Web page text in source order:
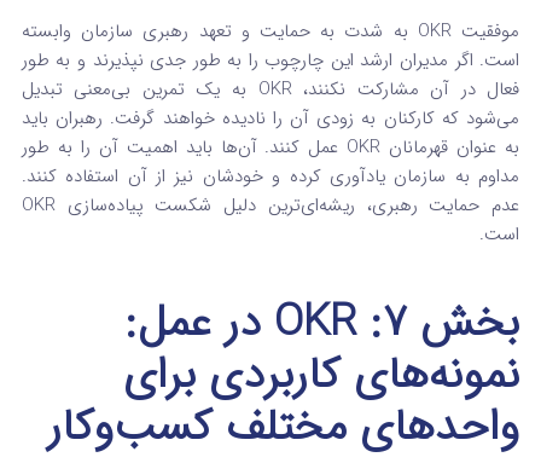
موفقیت OKR به شدت به حمایت و تعهد رهبری سازمان وابسته
است. اگر مدیران ارشد این چارچوب را به طور جدی نپذیرند و به طور
فعال در آن مشارکت نکنند، OKR به یک تمرین بی‌معنی تبدیل
می‌شود که کارکنان به زودی آن را نادیده خواهند گرفت. رهبران باید
به عنوان قهرمانان OKR عمل کنند. آن‌ها باید اهمیت آن را به طور
مداوم به سازمان یادآوری کرده و خودشان نیز از آن استفاده کنند.
عدم حمایت رهبری، ریشه‌ای‌ترین دلیل شکست پیاده‌سازی OKR
است.
بخش ۷: OKR در عمل:
نمونه‌های کاربردی برای
واحدهای مختلف کسب‌وکار